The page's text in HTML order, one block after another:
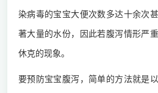
染病毒的宝宝大便次数多达十余次
著大量的水份，因此若腹泻情形严
休克的现象。
要预防宝宝腹泻，简单的方法就是